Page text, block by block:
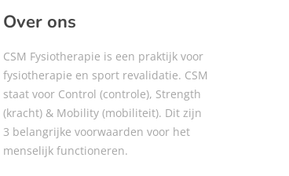
Over ons
CSM Fysiotherapie is een praktijk voor
fysiotherapie en sport revalidatie. CSM
staat voor Control (controle), Strength
(kracht) & Mobility (mobiliteit). Dit zijn
3 belangrijke voorwaarden voor het
menselijk functioneren.